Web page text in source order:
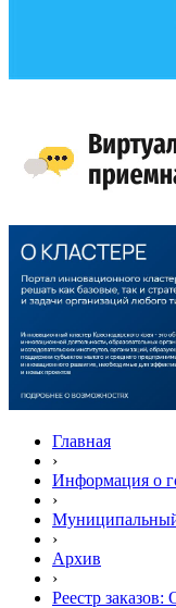
Главная
›
Информация о
›
Муниципальный
›
Архив
›
Реестр